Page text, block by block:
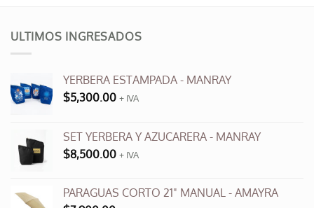
múltiples
variantes.
se
pueden
página
producto
ULTIMOS INGRESADOS
YERBERA ESTAMPADA - MANRAY
$5,300.00 + IVA
SET YERBERA Y AZUCARERA - MANRAY
$8,500.00 + IVA
PARAGUAS CORTO 21" MANUAL - AMAYRA